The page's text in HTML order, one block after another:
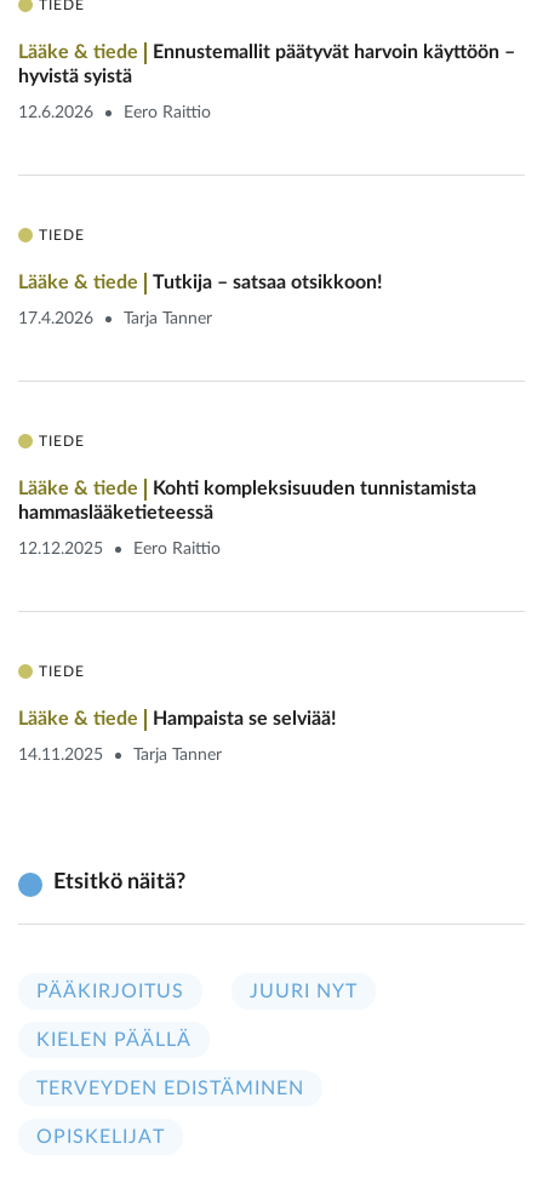
TIEDE
Lääke & tiede
Ennustemallit päätyvät harvoin käyttöön –
hyvistä syistä
12.6.2026 Eero Raittio
TIEDE
Lääke & tiede Tutkija – satsaa otsikkoon!
17.4.2026 Tarja Tanner
TIEDE
Lääke & tiede
Kohti kompleksisuuden tunnistamista
hammaslääketieteessä
12.12.2025 Eero Raittio
TIEDE
Lääke & tiede Hampaista se selviää!
14.11.2025 Tarja Tanner
Etsitkö näitä?
PÄÄKIRJOITUS JUURI NYT
KIELEN PÄÄLLÄ
TERVEYDEN EDISTÄMINEN
OPISKELIJAT